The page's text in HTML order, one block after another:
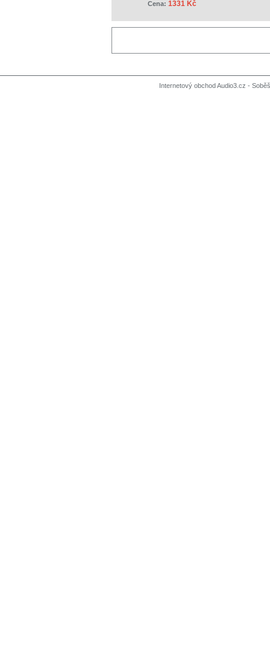
Cena: 1331 Kč
Internetový obchod Audio3.cz -